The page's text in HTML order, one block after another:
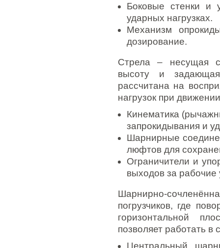
Боковые стенки и
ударных нагрузках.
Механизм
дозирование.
Стрела – несущая
высоту и
рассчитана на
нагрузок при
Кинематика
запрокидывания и
Шарнирные
люфтов для
Ограничители и
выходов за рабочие
Шарнирно-
погрузчиков, где
горизонтальной
позволяет работать в
Центральный